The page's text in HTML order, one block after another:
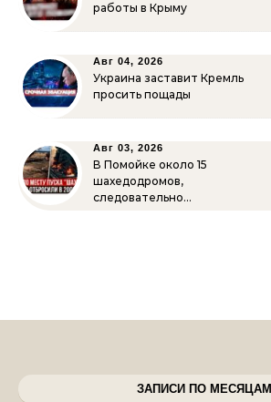
работы в Крыму
Авг 04, 2026
Украина заставит Кремль
просить пощады
Авг 03, 2026
В Помойке около 15
шахедодромов,
следовательно…
ЗАПИСИ ПО МЕСЯЦАМ